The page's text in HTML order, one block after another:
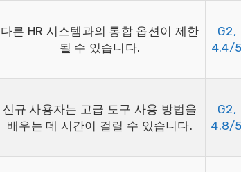
다른 HR 시스템과의 통합 옵션이 제한
될 수 있습니다.
G2,
4.4/5
신규 사용자는 고급 도구 사용 방법을
배우는 데 시간이 걸릴 수 있습니다.
G2,
4.8/5